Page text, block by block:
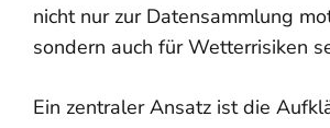
nicht nur zur Datensammlung
sondern auch für Wetterrisiken
Ein zentraler Ansatz ist die